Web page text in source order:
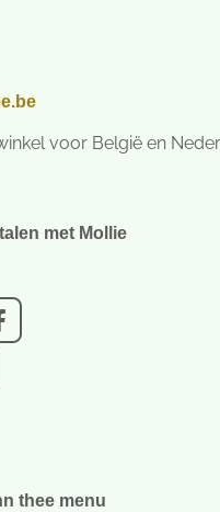
voor België en
met Mollie
thee menu